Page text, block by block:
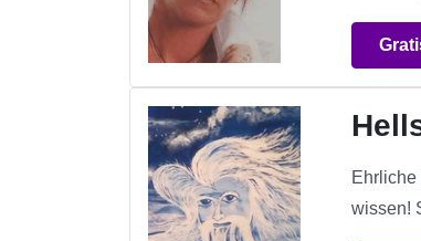
wissen!